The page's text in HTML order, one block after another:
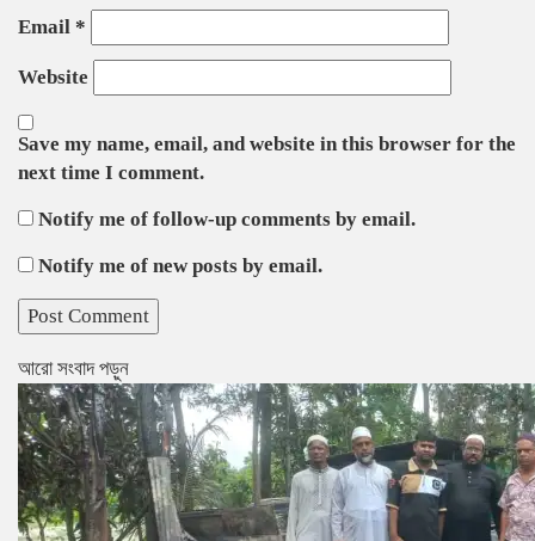
Email *
Website
Save my name, email, and website in this browser for the
next time I comment.
Notify me of follow-up comments by email.
Notify me of new posts by email.
আরো সংবাদ পড়ুন